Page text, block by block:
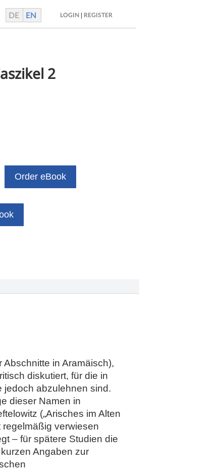
DE EN LOGIN REGISTER
2
Order eBook
in Aramäisch),
diskutiert, für die in
jedoch abzulehnen sind.
dieser Namen in
(„Arisches im Alten
regelmäßig verwiesen
– für spätere Studien die
Angaben zur